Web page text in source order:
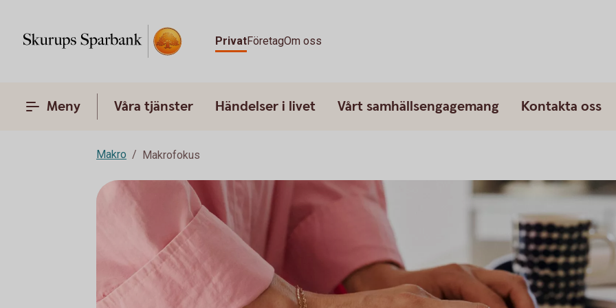
PrivatFöretagOm oss
Meny Våra tjänster Händelser i livet Vårt samhällsengagemang Kontakta oss
Makro Makrofokus